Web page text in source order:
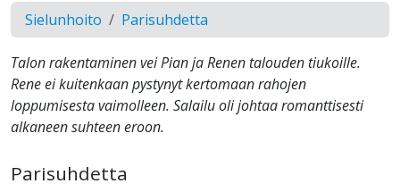
Sielunhoito Parisuhdetta
Talon rakentaminen vei Pian ja Renen talouden tiukoille.
Rene ei kuitenkaan pystynyt kertomaan rahojen
loppumisesta vaimolleen. Salailu oli johtaa romanttisesti
alkaneen suhteen eroon.
Parisuhdetta